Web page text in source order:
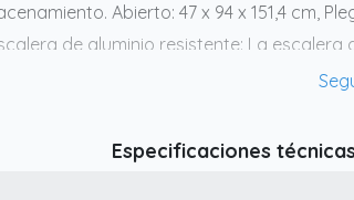
Abierto: 47 x 94 x 151,4 cm,
de aluminio resistente: La
súper resistente y liviano, fácil
y multiusos: la escalera XinSunho
plegable puede manejar casi
Especificaciones técnicas